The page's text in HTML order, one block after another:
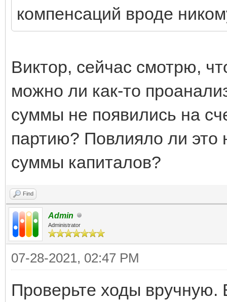
компенсаций вроде
Виктор, сейчас смотрю,
можно ли как-то
суммы не появились на
партию? Повлияло ли это
суммы капиталов?
Find
Admin
Administrator
07-28-2021, 02:47 PM
Проверьте ходы вручную.